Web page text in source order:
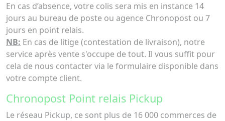
En cas d’absence, votre colis sera mis en instance 14
jours au bureau de poste ou agence Chronopost ou 7
jours en point relais.
NB: En cas de litige (contestation de livraison), notre
service après vente s'occupe de tout. Il vous suffit pour
cela de nous contacter via le formulaire disponible dans
votre compte client.
Chronopost Point relais Pickup
Le réseau Pickup, ce sont plus de 16 000 commerces de